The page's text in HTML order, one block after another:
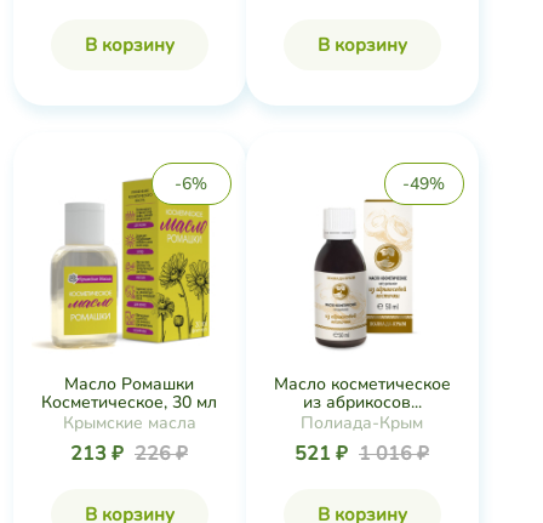
В корзину В корзину
-6%
Масло Ромашки
Косметическое, 30 мл
Крымские масла
213 ₽ 226 ₽
В корзину
-49%
Масло косметическое
из абрикосов...
Полиада-Крым
521 ₽ 1 016 ₽
В корзину